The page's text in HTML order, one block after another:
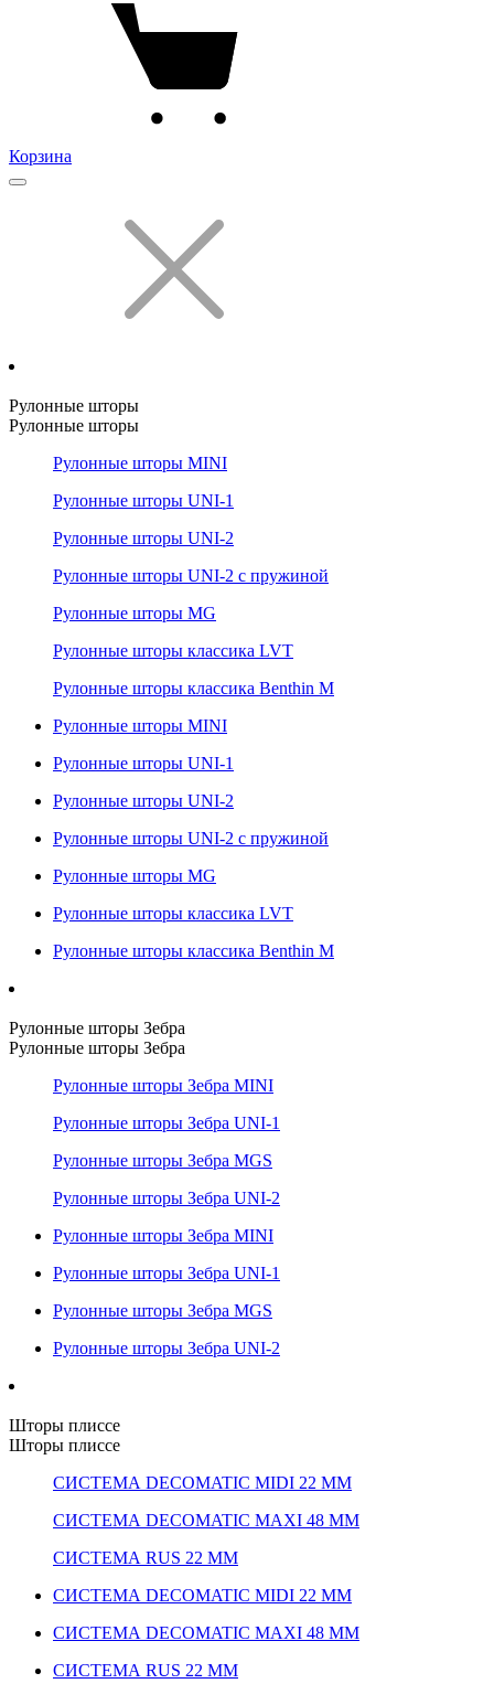
Корзина
Рулонные шторы
Рулонные шторы
Рулонные шторы MINI
Рулонные шторы UNI-1
Рулонные шторы UNI-2
Рулонные шторы UNI-2 с пружиной
Рулонные шторы MG
Рулонные шторы классика LVT
Рулонные шторы классика Benthin M
Рулонные шторы MINI
Рулонные шторы UNI-1
Рулонные шторы UNI-2
Рулонные шторы UNI-2 с пружиной
Рулонные шторы MG
Рулонные шторы классика LVT
Рулонные шторы классика Benthin M
Рулонные шторы Зебра
Рулонные шторы Зебра
Рулонные шторы Зебра MINI
Рулонные шторы Зебра UNI-1
Рулонные шторы Зебра MGS
Рулонные шторы Зебра UNI-2
Рулонные шторы Зебра MINI
Рулонные шторы Зебра UNI-1
Рулонные шторы Зебра MGS
Рулонные шторы Зебра UNI-2
Шторы плиссе
Шторы плиссе
СИСТЕМА DECOMATIC MIDI 22 ММ
СИСТЕМА DECOMATIC MAXI 48 ММ
СИСТЕМА RUS 22 ММ
СИСТЕМА DECOMATIC MIDI 22 ММ
СИСТЕМА DECOMATIC MAXI 48 ММ
СИСТЕМА RUS 22 ММ